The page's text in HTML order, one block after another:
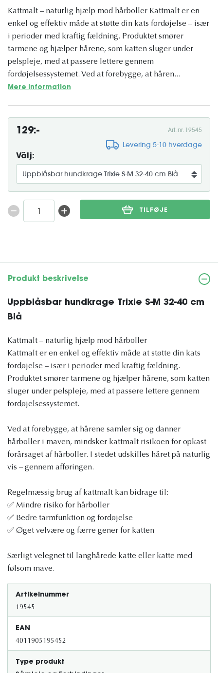
Kattmalt – naturlig hjælp mod hårboller Kattmalt er en
enkel og effektiv måde at støtte din kats fordøjelse – især
i perioder med kraftig fældning. Produktet smører
tarmene og hjælper hårene, som katten sluger under
pelspleje, med at passere lettere gennem
fordøjelsessystemet. Ved at forebygge, at håren...
Mere information
129:- Art. nr. 19545
Levering 5-10 hverdage
Välj:
TILFØJE
Produkt beskrivelse
Uppblåsbar hundkrage Trixie S-M 32-40 cm
Blå
Kattmalt – naturlig hjælp mod hårboller
Kattmalt er en enkel og effektiv måde at støtte din kats
fordøjelse – især i perioder med kraftig fældning.
Produktet smører tarmene og hjælper hårene, som katten
sluger under pelspleje, med at passere lettere gennem
fordøjelsessystemet.
Ved at forebygge, at hårene samler sig og danner
hårboller i maven, mindsker kattmalt risikoen for opkast
forårsaget af hårboller. I stedet udskilles håret på naturlig
vis – gennem afføringen.
Regelmæssig brug af kattmalt kan bidrage til:
✅ Mindre risiko for hårboller
✅ Bedre tarmfunktion og fordøjelse
✅ Øget velvære og færre gener for katten
Særligt velegnet til langhårede katte eller katte med
følsom mave.
Artikelnummer
19545
EAN
4011905195452
Type produkt